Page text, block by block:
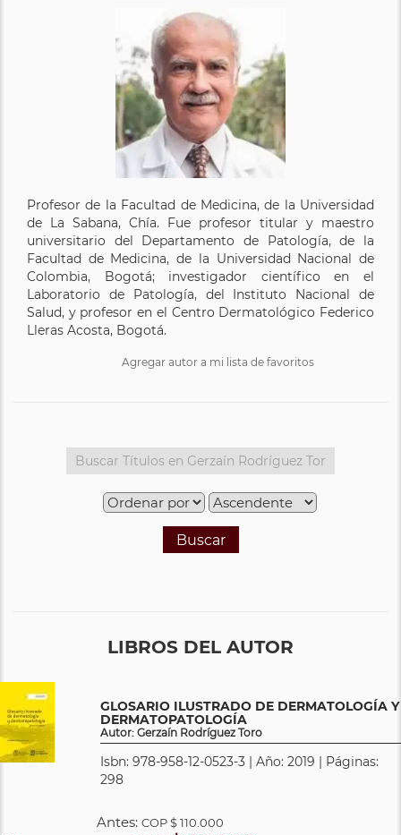
Profesor de la Facultad de Medicina, de la Universidad
de La Sabana, Chía. Fue profesor titular y maestro
universitario del Departamento de Patología, de la
Facultad de Medicina, de la Universidad Nacional de
Colombia, Bogotá; investigador científico en el
Laboratorio de Patología, del Instituto Nacional de
Salud, y profesor en el Centro Dermatológico Federico
Lleras Acosta, Bogotá.
Agregar autor a mi lista de favoritos
Buscar
LIBROS DEL AUTOR
GLOSARIO ILUSTRADO DE DERMATOLOGÍA Y
DERMATOPATOLOGÍA
Autor: Gerzaín Rodríguez Toro
Isbn: 978-958-12-0523-3 | Año: 2019 | Páginas:
298
Antes:COP$ 110.000